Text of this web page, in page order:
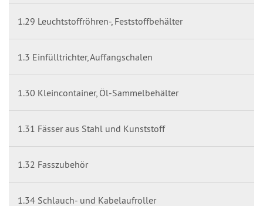
1.29 Leuchtstoffröhren-, Feststoffbehälter
1.3 Einfülltrichter, Auffangschalen
1.30 Kleincontainer, Öl-Sammelbehälter
1.31 Fässer aus Stahl und Kunststoff
1.32 Fasszubehör
1.34 Schlauch- und Kabelaufroller